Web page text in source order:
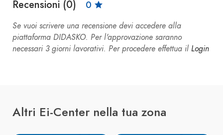
Recensioni (0) 0
Se vuoi scrivere una recensione devi accedere alla
piattaforma DIDASKO. Per l'approvazione saranno
necessari 3 giorni lavorativi. Per procedere effettua il Login
Altri Ei-Center nella tua zona